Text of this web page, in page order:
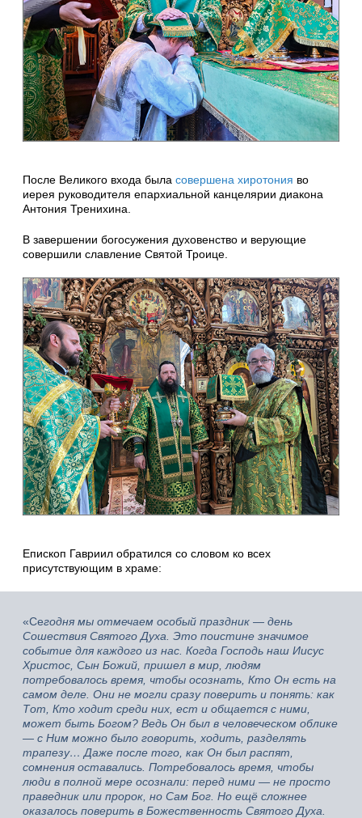
После Великого входа была совершена хиротония во
иерея руководителя епархиальной канцелярии диакона
Антония Тренихина.
В завершении богосужения духовенство и верующие
совершили славление Святой Троице.
Епископ Гавриил обратился со словом ко всех
присутствующим в храме:
«Сегодня мы отмечаем особый праздник — день
Сошествия Святого Духа. Это поистине значимое
событие для каждого из нас. Когда Господь наш Иисус
Христос, Сын Божий, пришел в мир, людям
потребовалось время, чтобы осознать, Кто Он есть на
самом деле. Они не могли сразу поверить и понять: как
Тот, Кто ходит среди них, ест и общается с ними,
может быть Богом? Ведь Он был в человеческом облике
— с Ним можно было говорить, ходить, разделять
трапезу… Даже после того, как Он был распят,
сомнения оставались. Потребовалось время, чтобы
люди в полной мере осознали: перед ними — не просто
праведник или пророк, но Сам Бог. Но ещё сложнее
оказалось поверить в Божественность Святого Духа.